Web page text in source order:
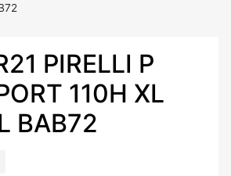
PIRELLI P
110H XL
BAB72